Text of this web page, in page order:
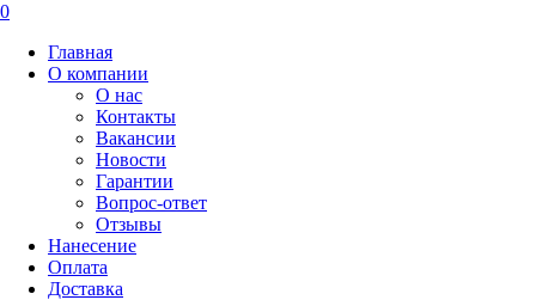
0
Главная
О компании
О нас
Контакты
Вакансии
Новости
Гарантии
Вопрос-ответ
Отзывы
Нанесение
Оплата
Доставка